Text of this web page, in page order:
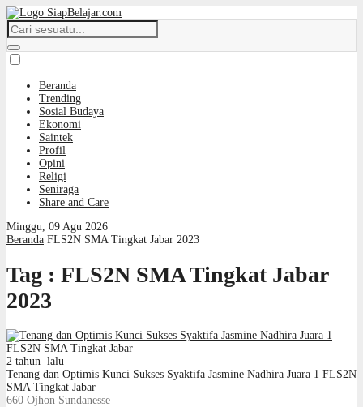
Beranda
Trending
Sosial Budaya
Ekonomi
Saintek
Profil
Opini
Religi
Seniraga
Share and Care
Minggu, 09 Agu 2026
Beranda FLS2N SMA Tingkat Jabar 2023
Tag : FLS2N SMA Tingkat Jabar
2023
2 tahun lalu
Tenang dan Optimis Kunci Sukses Syaktifa Jasmine Nadhira Juara 1 FLS2N
SMA Tingkat Jabar
660 Ojhon Sundanesse